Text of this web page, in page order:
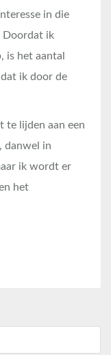
in die
Doordat ik
is het aantal
ik door de
te lijden aan een
danwel in
ik wordt er
het